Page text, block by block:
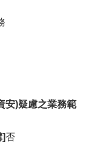
安)疑慮之業務範
]否